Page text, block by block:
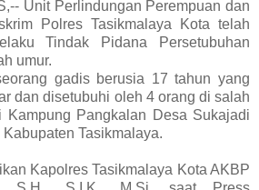
Unit Perlindungan Perempuan dan
Polres Tasikmalaya Kota telah
Tindak Pidana Persetubuhan
umur.
gadis berusia 17 tahun yang
dan disetubuhi oleh 4 orang di salah
Kampung Pangkalan Desa Sukajadi
Tasikmalaya.
Kapolres Tasikmalaya Kota AKBP